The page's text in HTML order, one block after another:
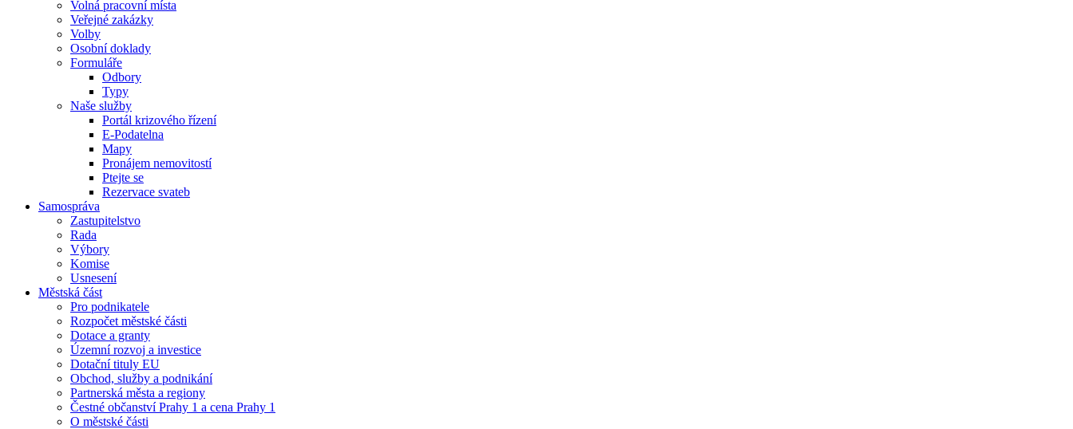
Volná pracovní místa
Veřejné zakázky
Volby
Osobní doklady
Formuláře
Odbory
Typy
Naše služby
Portál krizového řízení
E-Podatelna
Mapy
Pronájem nemovitostí
Ptejte se
Rezervace svateb
Samospráva
Zastupitelstvo
Rada
Výbory
Komise
Usnesení
Městská část
Pro podnikatele
Rozpočet městské části
Dotace a granty
Územní rozvoj a investice
Dotační tituly EU
Obchod, služby a podnikání
Partnerská města a regiony
Čestné občanství Prahy 1 a cena Prahy 1
O městské části